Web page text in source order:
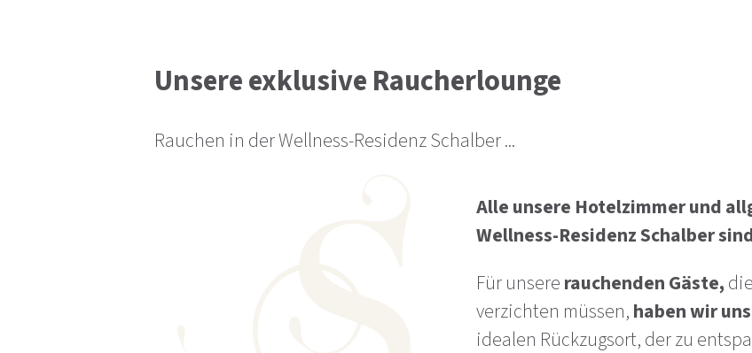
Unsere exklusive Raucherlounge
Rauchen in der Wellness-Residenz Schalber ...
Alle unsere Hotelzimmer und
Wellness-Residenz Schalber
Für unsere rauchenden Gäste,
verzichten müssen, haben wir
idealen Rückzugsort, der zu